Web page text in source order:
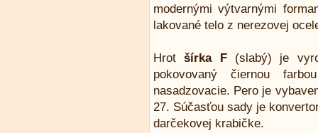
modernými výtvarnými
lakované telo z nerezovej
Hrotšírka F(slabý) je
pokovovaný čiernou
nasadzovacie. Pero je
27. Súčasťou sady je
darčekovej krabičke.